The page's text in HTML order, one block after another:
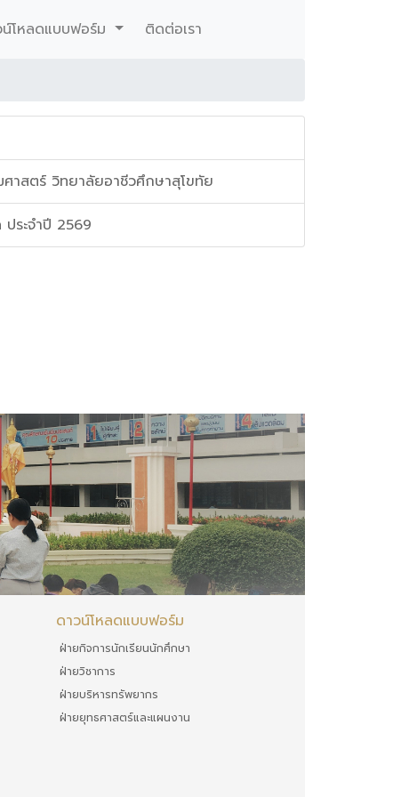
โหลดแบบฟอร์ม ติดต่อเรา
ศาสตร์ วิทยาลัยอาชีวศึกษาสุโขทัย
ระจำปี 2569
ดาวน์โหลดแบบฟอร์ม
ฝ่ายกิจการนักเรียนนักศึกษา
ฝ่ายวิชาการ
ฝ่ายบริหารทรัพยากร
ฝ่ายยุทธศาสตร์และแผนงาน